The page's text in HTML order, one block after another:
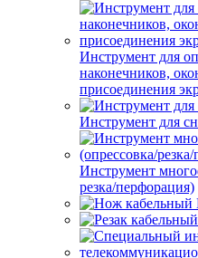
Инструмент для
наконечников,
присоединения
Инструмент для
Инструмент
резка/перфорация)